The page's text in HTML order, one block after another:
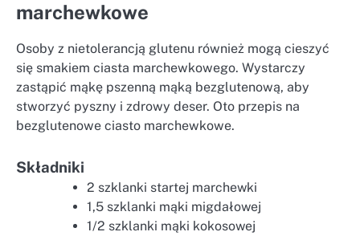
marchewkowe
Osoby z nietolerancją glutenu również mogą cieszyć
się smakiem ciasta marchewkowego. Wystarczy
zastąpić mąkę pszenną mąką bezglutenową, aby
stworzyć pyszny i zdrowy deser. Oto przepis na
bezglutenowe ciasto marchewkowe.
Składniki
2 szklanki startej marchewki
1,5 szklanki mąki migdałowej
1/2 szklanki mąki kokosowej